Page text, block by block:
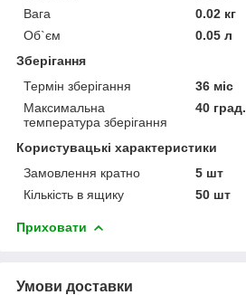
Вага
0.02 кг
Об`єм
0.05 л
Зберігання
Термін зберігання
36 міс
Максимальна
температура зберігання
40 град.
Користувацькі характеристики
Замовлення кратно
5 шт
Кількість в ящику
50 шт
Приховати
Умови доставки